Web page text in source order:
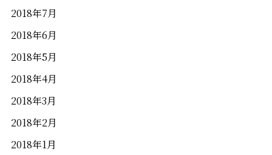
2018年7月
2018年6月
2018年5月
2018年4月
2018年3月
2018年2月
2018年1月